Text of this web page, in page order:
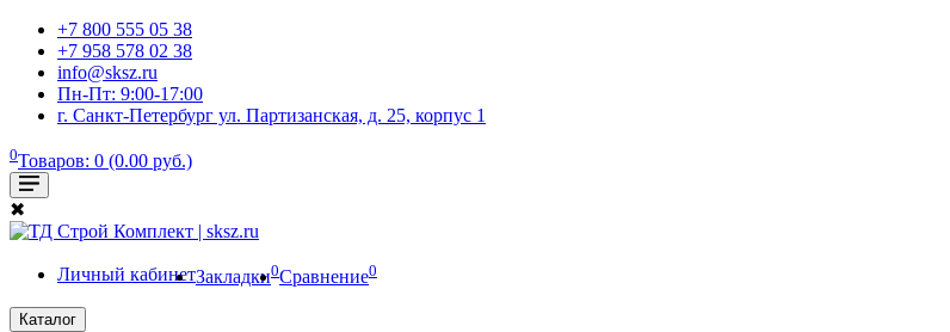
+7 800 555 05 38
+7 958 578 02 38
info@sksz.ru
Пн-Пт: 9:00-17:00
г. Санкт-Петербург ул. Партизанская, д. 25, корпус 1
0Товаров: 0 (0.00 руб.)
✖
Личный кабинетЗакладки0Сравнение0
Каталог